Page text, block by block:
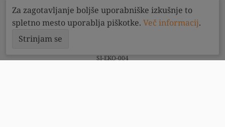
SI-EKO-004
Za zagotavljanje boljše uporabniške izkušnje to
spletno mesto uporablja piškotke. Več informacij.
Strinjam se